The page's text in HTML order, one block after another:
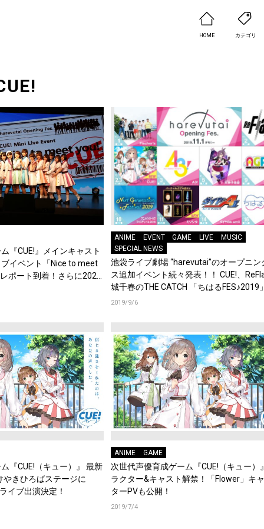
HOME カテゴリ
『CUE!』メインキャスト
イベント「Nice to meet
ポート到着！さらに2020
＠Zepp Tokyo開催決定！
ANIME EVENT GAME LIVE
MUSIC
SPECIAL NEWS
池袋ライブ劇場 “harevutai”のオープニン
ス追加イベント続々発表！！ CUE!、
城千春のTHE CATCH 「ちはるFES♪2019
らに券売情報を追加！
2019/9/6
『CUE!（キュー）』 最新
やきひろばステージに
イブ出演決定！
ANIME GAME
次世代声優育成ゲーム『CUE!（キュー）
ラクター&キャスト解禁！「Flower」キ
ターPVも公開！
2019/7/4